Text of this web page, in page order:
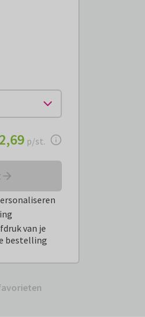
€ 2,69per stuk
2,69 p/st.
van je
bestelling